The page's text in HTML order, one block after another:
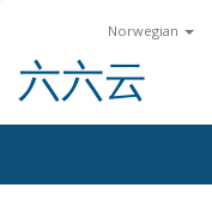
Norwegian
六六云